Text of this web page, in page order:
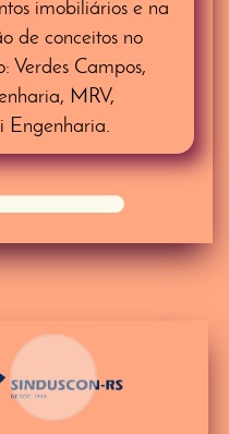
imobiliários e na
de conceitos no
Verdes Campos,
MRV,
Engenharia.